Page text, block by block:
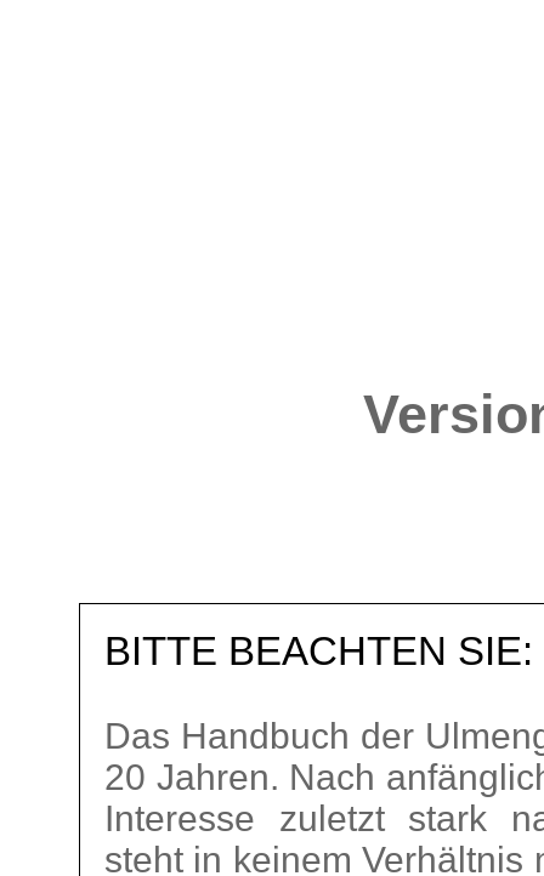
BITTE BEACHTEN SIE:
Das Handbuch der
20 Jahren. Nach
Interesse zuletzt stark
steht in keinem Verhältnis